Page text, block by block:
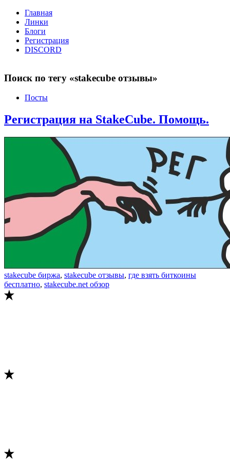
Главная
Линки
Блоги
Регистрация
DISCORD
Поиск по тегу «stakecube отзывы»
Посты
Регистрация на StakeCube. Помощь.
stakecube биржа, stakecube отзывы, где взять биткоины
бесплатно, stakecube.net обзор